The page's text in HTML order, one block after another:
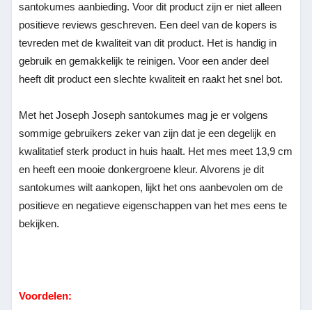
santokumes aanbieding. Voor dit product zijn er niet alleen
positieve reviews geschreven. Een deel van de kopers is
tevreden met de kwaliteit van dit product. Het is handig in
gebruik en gemakkelijk te reinigen. Voor een ander deel
heeft dit product een slechte kwaliteit en raakt het snel bot.
Met het Joseph Joseph santokumes mag je er volgens
sommige gebruikers zeker van zijn dat je een degelijk en
kwalitatief sterk product in huis haalt. Het mes meet 13,9 cm
en heeft een mooie donkergroene kleur. Alvorens je dit
santokumes wilt aankopen, lijkt het ons aanbevolen om de
positieve en negatieve eigenschappen van het mes eens te
bekijken.
Voordelen: